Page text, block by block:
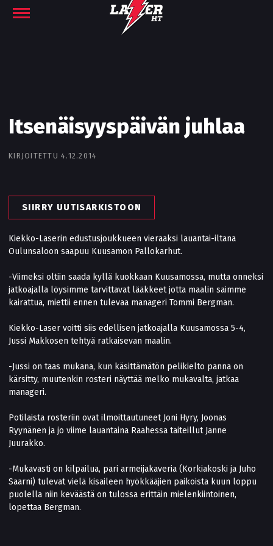
Itsenäisyyspäivän juhlaa
KIRJOITETTU 4.12.2014
SIIRRY UUTISARKISTOON
Kiekko-Laserin edustusjoukkueen vieraaksi lauantai-iltana
Oulunsaloon saapuu Kuusamon Pallokarhut.
-Viimeksi oltiin saada kyllä kuokkaan Kuusamossa, mutta onneksi
jatkoajalla löysimme tarvittavat lääkkeet jotta maalin saimme
kairattua, miettii ennen tulevaa manageri Tommi Bergman.
Kiekko-Laser voitti siis edellisen jatkoajalla Kuusamossa 5-4,
Jussi Makkosen tehtyä ratkaisevan maalin.
-Jussi on taas mukana, kun käsittämätön pelikielto panna on
kärsitty, muutenkin rosteri näyttää melko mukavalta, jatkaa
manageri.
Potilaista rosteriin ovat ilmoittautuneet Joni Hyry, Joonas
Ryynänen ja jo viime lauantaina Raahessa taiteillut Janne
Juurakko.
-Mukavasti on kilpailua, pari armeijakaveria (Korkiakoski ja Juho
Saarni) tulevat vielä kisaileen hyökkääjien paikoista kuun loppu
puolella niin keväästä on tulossa erittäin mielenkiintoinen,
lopettaa Bergman.